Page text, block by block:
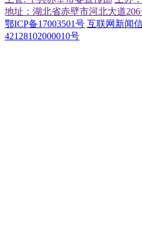
地址：湖北省赤壁市河北大道206
鄂ICP备17003501号 互联网新闻
42128102000010号